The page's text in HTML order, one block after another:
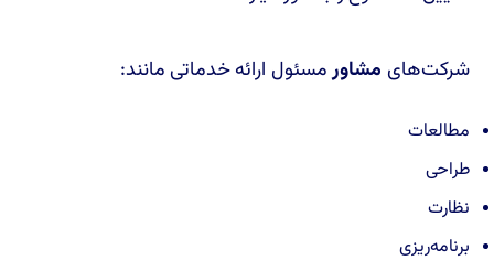
شرکت‌های مشاورمسئول ارائه خدماتی مانند:
مطالعات
طراحی
نظارت
برنامه‌ریزی